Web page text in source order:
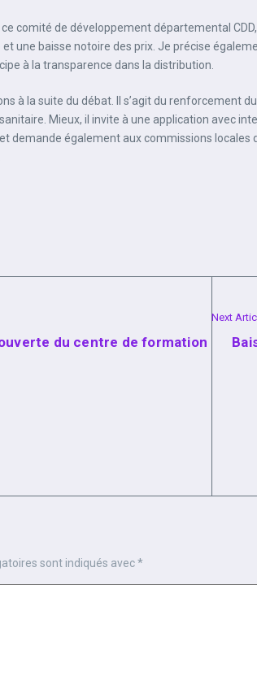
comité de développement départemental
une baisse notoire des prix. Je précise
à la transparence dans la distribution.
à la suite du débat. Il s’agit du renforcement
Mieux, il invite à une application avec
également aux commissions locales
du centre de formation
Next
sont indiqués avec*